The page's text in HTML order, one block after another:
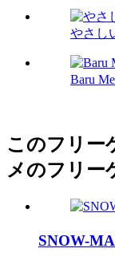
やさし
Baru
このフリー
メのフリー
SNOW-